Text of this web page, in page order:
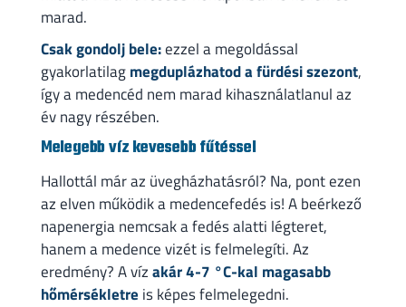
marad.
Csak gondolj bele:ezzel a megoldással
gyakorlatilagmegduplázhatod a fürdési szezont,
így a medencéd nem marad kihasználatlanul az
év nagy részében.
Melegebb víz kevesebb fűtéssel
Hallottál már az üvegházhatásról? Na, pont ezen
az elven működik a medencefedés is! A beérkező
napenergia nemcsak a fedés alatti légteret,
hanem a medence vizét is felmelegíti. Az
eredmény? A vízakár 4-7 °C-kal magasabb
hőmérsékletre is képes felmelegedni.